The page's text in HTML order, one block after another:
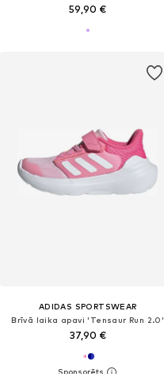
59,90 €
ADIDAS SPORTSWEAR
Brīvā laika apavi 'Tensaur Run 2.0'
37,90 €